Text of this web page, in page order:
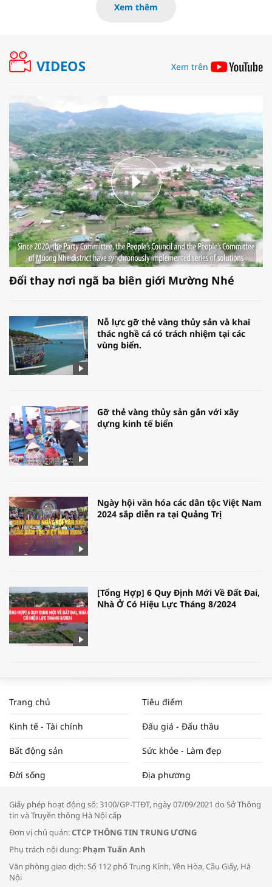
Xem thêm
VIDEOS Xem trên
Đổi thay nơi ngã ba biên giới Mường Nhé
Nỗ lực gỡ thẻ vàng thủy sản và khai
thác nghề cá có trách nhiệm tại các
vùng biển.
Gỡ thẻ vàng thủy sản gắn với xây
dựng kinh tế biển
Ngày hội văn hóa các dân tộc Việt Nam
2024 sắp diễn ra tại Quảng Trị
[Tổng Hợp] 6 Quy Định Mới Về Đất Đai,
Nhà Ở Có Hiệu Lực Tháng 8/2024
NAM NĂM 2024 VÀ NĂM 2025 | NHỊP
ĐẬP THỊ TRƯỜNG #62
Tọa đàm “Xúc tiến thương mại: Khơi
Bác sĩ tư vấn cách phòng tránh bệnh
đường hô hấp trong thời tiết giao mùa
Trang chủ Tiêu điểm
Kinh tế - Tài chính Đấu giá - Đấu thầu
Bất động sản Sức khỏe - Làm đẹp
Đời sống Địa phương
Giấy phép hoạt động số: 3100/GP-TTĐT, ngày 07/09/2021 do Sở Thông
tin và Truyền thông Hà Nội cấp
Đơn vị chủ quản:CTCP THÔNG TIN TRUNG ƯƠNG
Phụ trách nội dung: Phạm Tuấn Anh
Văn phòng giao dịch: Số 112 phố Trung Kính, Yên Hòa, Cầu Giấy, Hà
Nội